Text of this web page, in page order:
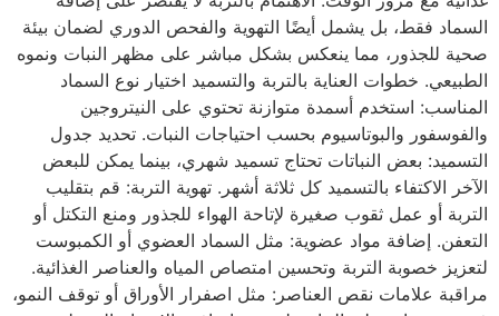
السماد فقط، بل يشمل أيضًا التهوية والفحص الدوري لضمان بيئة
صحية للجذور، مما ينعكس بشكل مباشر على مظهر النبات ونموه
الطبيعي. خطوات العناية بالتربة والتسميد اختيار نوع السماد
المناسب: استخدم أسمدة متوازنة تحتوي على النيتروجين
والفوسفور والبوتاسيوم بحسب احتياجات النبات. تحديد جدول
التسميد: بعض النباتات تحتاج تسميد شهري، بينما يمكن للبعض
الآخر الاكتفاء بالتسميد كل ثلاثة أشهر. تهوية التربة: قم بتقليب
التربة أو عمل ثقوب صغيرة لإتاحة الهواء للجذور ومنع التكتل أو
التعفن. إضافة مواد عضوية: مثل السماد العضوي أو الكمبوست
لتعزيز خصوبة التربة وتحسين امتصاص المياه والعناصر الغذائية.
مراقبة علامات نقص العناصر: مثل اصفرار الأوراق أو توقف النمو،